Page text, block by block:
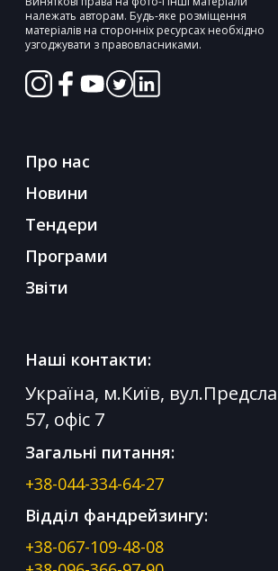
належать авторам. Будь-яке розміщення
матеріалів на сторонніх ресурсах необхідно
узгоджувати з правовласниками.
Про нас
Новини
Тендери
Програми
Звіти
Наші контакти:
Україна, м.Київ,
57, офіс 7
Загальні питання:
+38-044-334-64-27
Відділ фандрейзингу:
+38-067-109-48-08